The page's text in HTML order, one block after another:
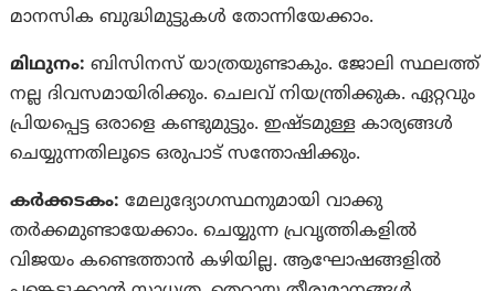
മാനസിക ബുദ്ധിമുട്ടുകൾ തോന്നിയേക്കാം.
മിഥുനം: ബിസിനസ് യാത്രയുണ്ടാകും. ജോലി സ്ഥലത്ത്
നല്ല ദിവസമായിരിക്കും. ചെലവ് നിയന്ത്രിക്കുക. ഏറ്റവും
പ്രിയപ്പെട്ട ഒരാളെ കണ്ടുമുട്ടും. ഇഷ്‌ടമുള്ള കാര്യങ്ങൾ
ചെയ്യുന്നതിലൂടെ ഒരുപാട് സന്തോഷിക്കും.
കര്‍ക്കടകം: മേലുദ്യോഗസ്ഥനുമായി വാക്കു
തർക്കമുണ്ടായേക്കാം. ചെയ്യുന്ന പ്രവൃത്തികളിൽ
വിജയം കണ്ടെത്താൻ കഴിയില്ല. ആഘോഷങ്ങളിൽ